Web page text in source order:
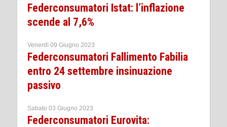
Federconsumatori Istat: l’inflazione
scende al 7,6%
Venerdì 09 Giugno 2023
Federconsumatori Fallimento Fabilia
entro 24 settembre insinuazione
passivo
Sabato 03 Giugno 2023
Federconsumatori Eurovita: